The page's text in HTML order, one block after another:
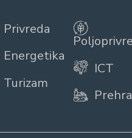
Privreda
Energetika
Turizam
ICT